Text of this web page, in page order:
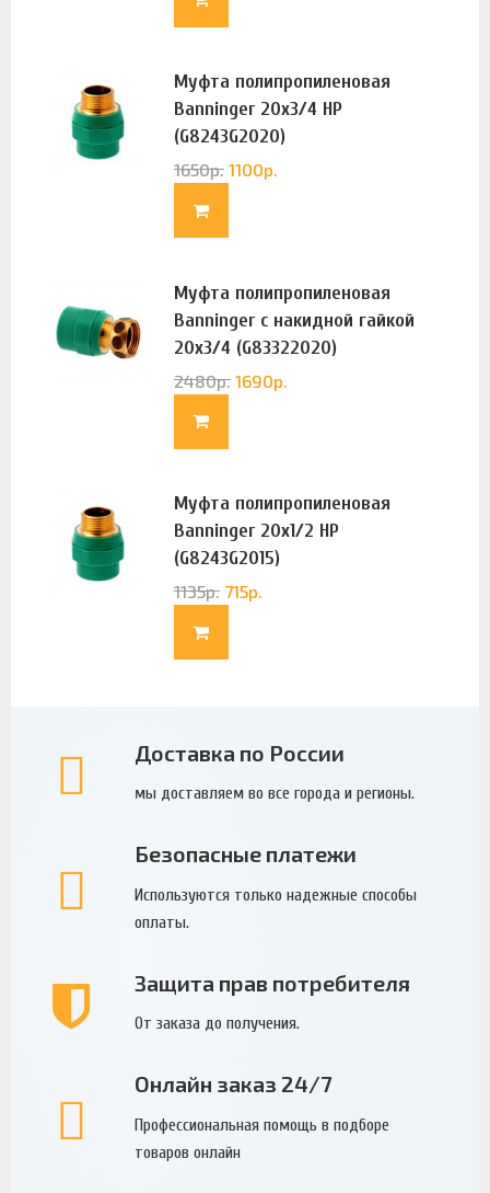
Муфта полипропиленовая
Banninger 20х3/4 НР
(G8243G2020)
1650р. 1100р.
Муфта полипропиленовая
Banninger с накидной гайкой
20х3/4 (G83322020)
2480р. 1690р.
Муфта полипропиленовая
Banninger 20х1/2 НР
(G8243G2015)
1135р. 715р.
Доставка по России
мы доставляем во все города и регионы.
Безопасные платежи
Используются только надежные способы
оплаты.
Защита прав потребителя
От заказа до получения.
Онлайн заказ 24/7
Профессиональная помощь в подборе
товаров онлайн